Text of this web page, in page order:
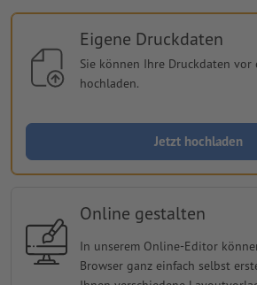
Eigene Druckdaten
Sie können Ihre Druckdaten vor
hochladen.
Jetzt hochladen
Online gestalten
In unserem Online-Editor
Browser ganz einfach selbst